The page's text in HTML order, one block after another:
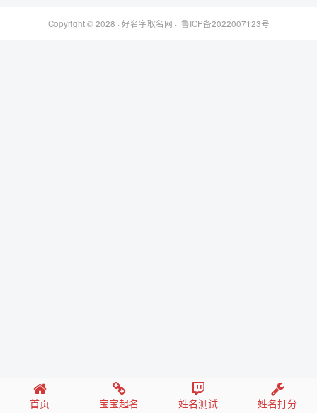
Copyright © 2028 · 好名字取名网 · 鲁ICP备2022007123号
首页 宝宝起名 姓名测试 姓名打分